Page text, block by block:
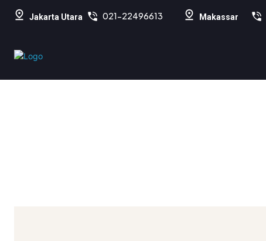
Jakarta Utara 021-22496613 Makassar